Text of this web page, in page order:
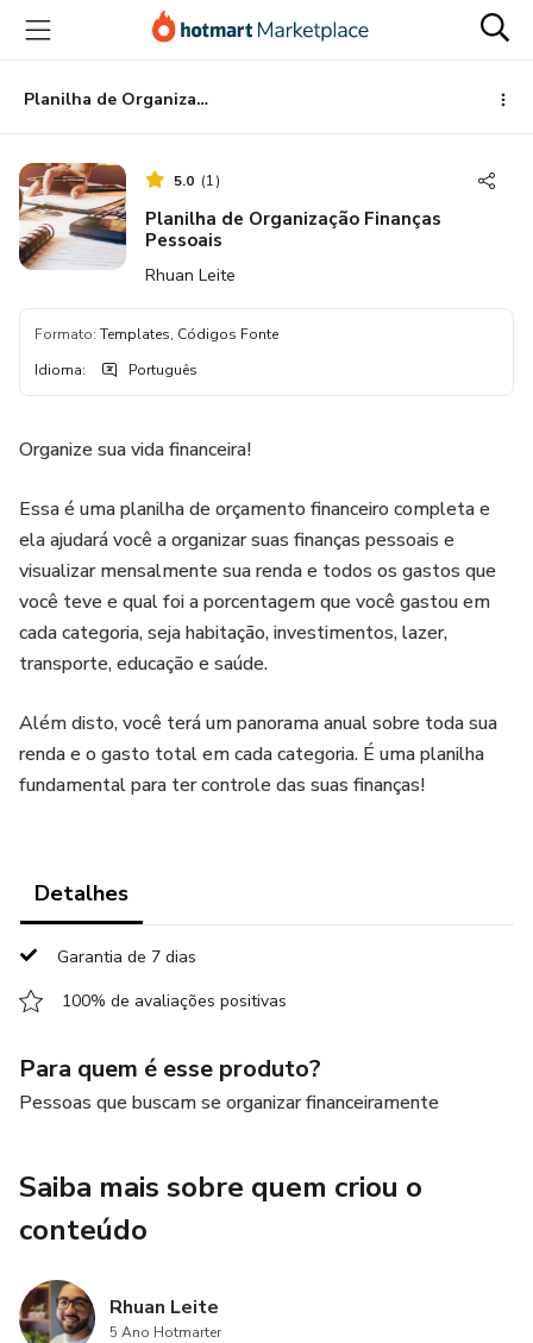
para
conteúdo
principal
para
pagamento
para
rodapé
Planilha de Organização Finanças Pessoais
5.0 (1)
Planilha de Organização Finanças
Pessoais
Rhuan Leite
Formato: Templates, Códigos Fonte
Idioma: Português
Organize sua vida financeira!
Essa é uma planilha de orçamento financeiro completa e
ela ajudará você a organizar suas finanças pessoais e
visualizar mensalmente sua renda e todos os gastos que
você teve e qual foi a porcentagem que você gastou em
cada categoria, seja habitação, investimentos, lazer,
transporte, educação e saúde.
Além disto, você terá um panorama anual sobre toda sua
renda e o gasto total em cada categoria. É uma planilha
fundamental para ter controle das suas finanças!
Detalhes
Garantia de 7 dias
100% de avaliações positivas
Para quem é esse produto?
Pessoas que buscam se organizar financeiramente
Saiba mais sobre quem criou o
conteúdo
Rhuan Leite
5 Ano Hotmarter